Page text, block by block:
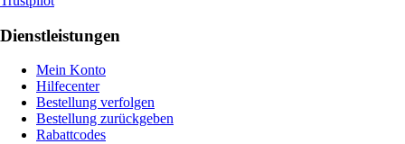
Dienstleistungen
Mein Konto
Hilfecenter
Bestellung verfolgen
Bestellung zurückgeben
Rabattcodes